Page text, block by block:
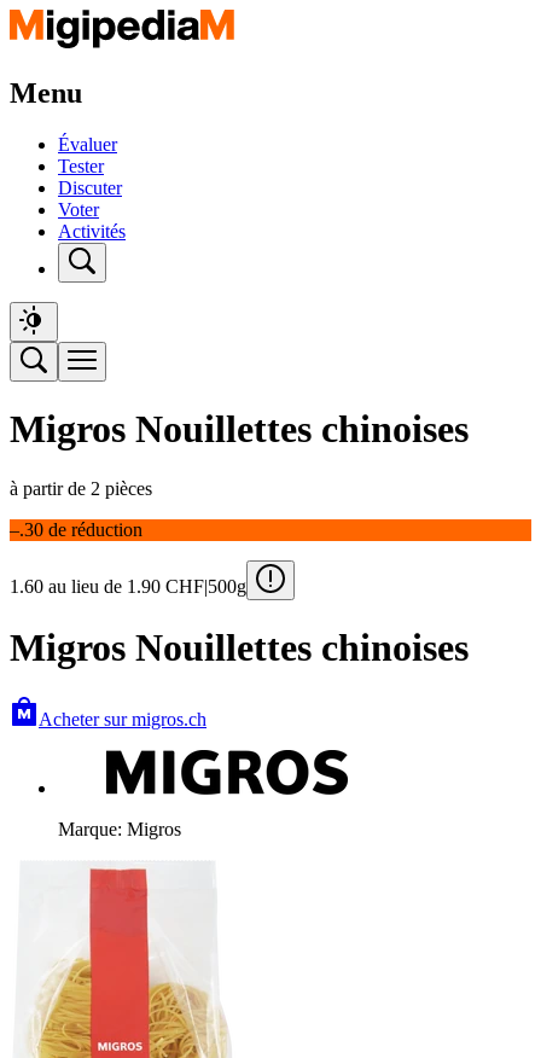
Menu
Évaluer
Tester
Discuter
Voter
Activités
Migros Nouillettes chinoises
à partir de 2 pièces
–.30 de réduction
1.60 au lieu de 1.90 CHF|500g
Migros Nouillettes chinoises
Acheter sur migros.ch
Marque: Migros